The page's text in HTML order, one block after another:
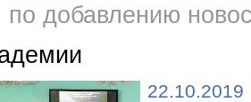
по добавлению
22.10.2019